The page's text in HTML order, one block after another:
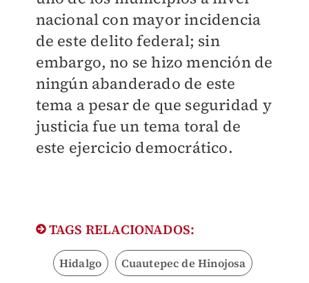
nacional con mayor incidencia
de este delito federal; sin
embargo, no se hizo mención de
ningún abanderado de este
tema a pesar de que seguridad y
justicia fue un tema toral de
este ejercicio democrático.
TAGS RELACIONADOS:
Hidalgo Cuautepec de Hinojosa